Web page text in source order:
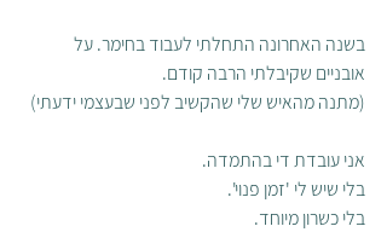
בשנה האחרונה התחלתי לעבוד בחימר. על
אובניים שקיבלתי הרבה קודם.
(מתנה מהאיש שלי שהקשיב לפני שבעצמי ידעתי)
אני עובדת די בהתמדה.
בלי שיש לי 'זמן פנוי'.
בלי כשרון מיוחד.